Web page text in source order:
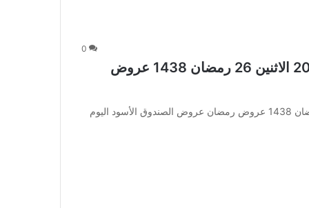
0
عروض الصندوق الأسود اليوم 22 مايو 2017 الاثنين 26 رمضان 1438 عروض
عروض الصندوق الأسود اليوم 22 مايو 2017 الاثنين 26 رمضان 1438 عروض رمضان عروض الصندوق الأسود اليوم